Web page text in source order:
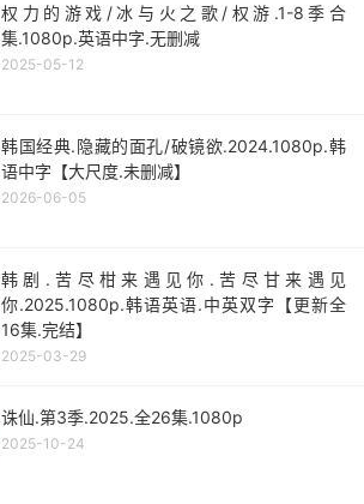
权力的游戏/冰与火之歌/权游.1-8季合
集.1080p.英语中字.无删减
2025-05-12
韩国经典.隐藏的面孔/破镜欲.2024.1080p.韩
语中字【大尺度.未删减】
2026-06-05
韩剧.苦尽柑来遇见你.苦尽甘来遇见
你.2025.1080p.韩语英语.中英双字【更新全
16集.完结】
2025-03-29
诛仙.第3季.2025.全26集.1080p
2025-10-24